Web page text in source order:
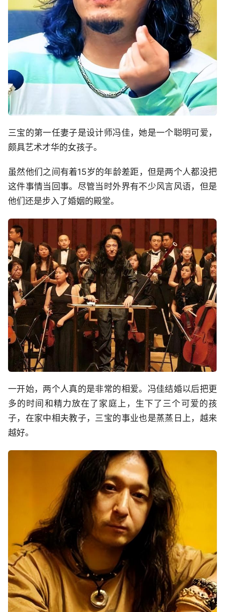
三宝的第一任妻子是设计师冯佳，她是一个聪明可爱，
颇具艺术才华的女孩子。
虽然他们之间有着15岁的年龄差距，但是两个人都没把
这件事情当回事。尽管当时外界有不少风言风语，但是
他们还是步入了婚姻的殿堂。
一开始，两个人真的是非常的相爱。冯佳结婚以后把更
多的时间和精力放在了家庭上，生下了三个可爱的孩
子，在家中相夫教子，三宝的事业也是蒸蒸日上，越来
越好。